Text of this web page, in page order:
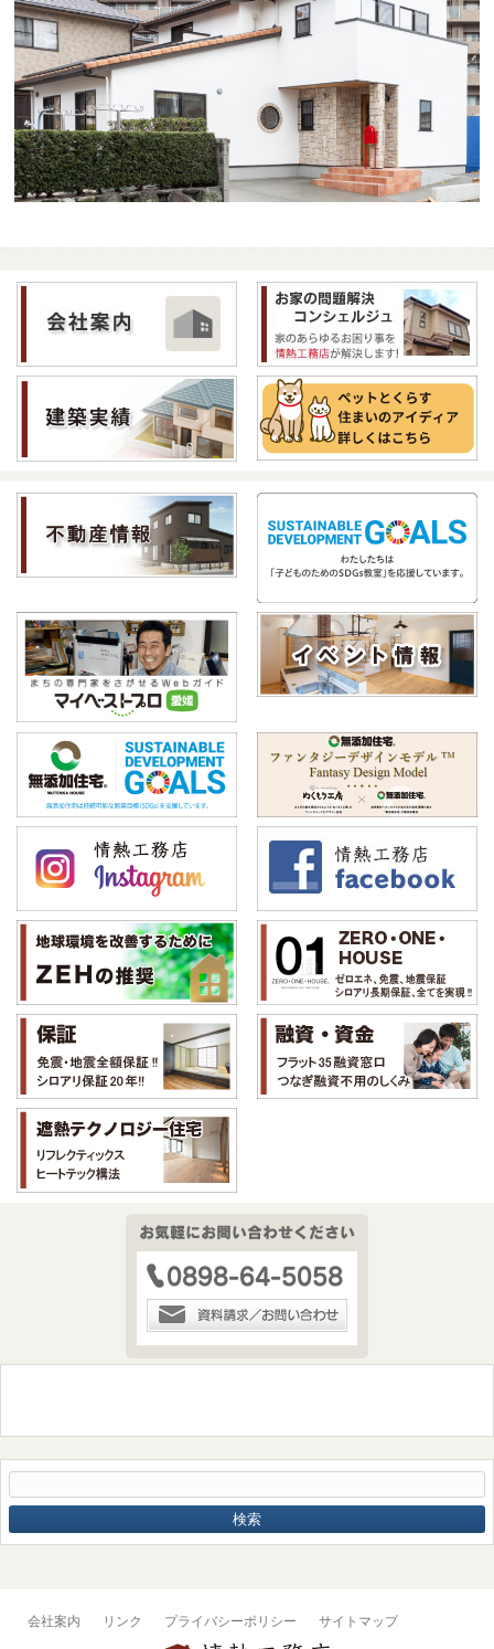
会社案内 リンク プライバシーポリシー サイトマップ